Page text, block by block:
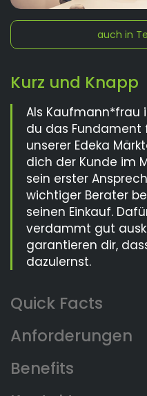
auch in
Kurz und Knapp
Als Kaufmann*frau
du das Fundament
unserer Edeka
dich der Kunde im
sein erster
wichtiger Berater
seinen Einkauf.
verdammt gut
garantieren dir,
dazulernst.
Anforderungen
Benefits